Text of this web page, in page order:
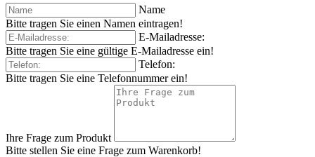
Name
Bitte tragen Sie einen Namen eintragen!
E-Mailadresse:
Bitte tragen Sie eine gültige E-Mailadresse ein!
Telefon:
Bitte tragen Sie eine Telefonnummer ein!
Ihre Frage zum Produkt
Bitte stellen Sie eine Frage zum Warenkorb!